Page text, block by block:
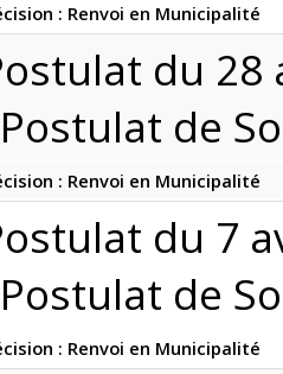
: Renvoi en Municipalité
du 28
de
: Renvoi en Municipalité
du 7
de
: Renvoi en Municipalité